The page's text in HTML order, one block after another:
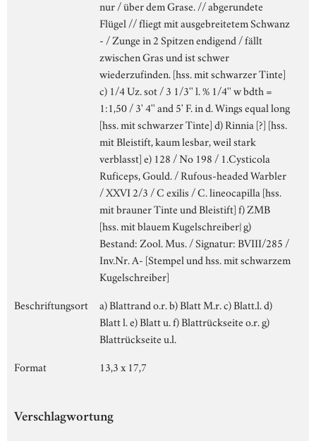
nur / über dem Grase. // abgerundete
Flügel // fliegt mit ausgebreitetem Schwanz
- / Zunge in 2 Spitzen endigend / fällt
zwischen Gras und ist schwer
wiederzufinden. [hss. mit schwarzer Tinte]
c) 1/4 Uz. sot / 3 1/3'' l. % 1/4'' w bdth =
1:1,50 / 3' 4'' and 5' F. in d. Wings equal long
[hss. mit schwarzer Tinte] d) Rinnia [?] [hss.
mit Bleistift, kaum lesbar, weil stark
verblasst] e) 128 / No 198 / 1.Cysticola
Ruficeps, Gould. / Rufous-headed Warbler
/ XXVI 2/3 / C exilis / C. lineocapilla [hss.
mit brauner Tinte und Bleistift] f) ZMB
[hss. mit blauem Kugelschreiber} g)
Bestand: Zool. Mus. / Signatur: BVIII/285 /
Inv.Nr. A- [Stempel und hss. mit schwarzem
Kugelschreiber]
Beschriftungsort
a) Blattrand o.r. b) Blatt M.r. c) Blatt.l. d)
Blatt l. e) Blatt u. f) Blattrückseite o.r. g)
Blattrückseite u.l.
Format
13,3 x 17,7
Verschlagwortung